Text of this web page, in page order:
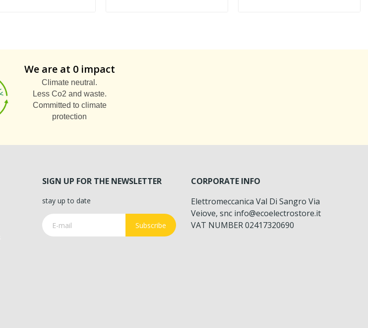
We are at 0 impact
Climate neutral.
Less Co2 and waste.
Committed to climate
protection
SIGN UP FOR THE NEWSLETTER
stay up to date
Subscribe
CORPORATE INFO
Elettromeccanica Val Di Sangro Via
Veiove, snc info@ecoelectrostore.it
VAT NUMBER 02417320690